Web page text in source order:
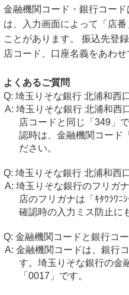
金融機関コード・銀行コー
は、入力画面によって「店
ことがあります。 振込先登
店コード、口座名義をあわせ
よくあるご質問
埼玉りそな銀行 北浦和西
埼玉りそな銀行 北浦和西
店コードと同じ「349」
認時は、金融機関コード
ださい。
埼玉りそな銀行 北浦和西
埼玉りそな銀行のフリガ
店のフリガナは「ｷﾀｳﾗﾜﾆ
確認時の入力ミス防止に
金融機関コードと銀行コ
金融機関コードは、銀行
す。埼玉りそな銀行の金
「0017」です。